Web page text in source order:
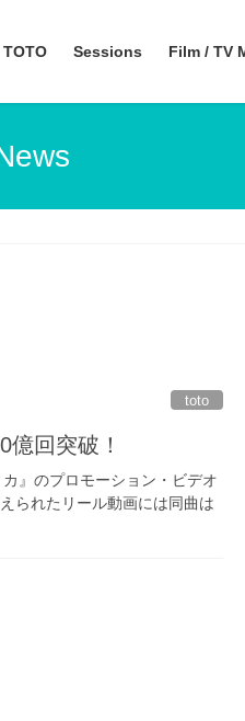
TOTO Sessions Film / TV
toto
回突破！
』のプロモーション・ビデオ
られたリール動画には同曲は